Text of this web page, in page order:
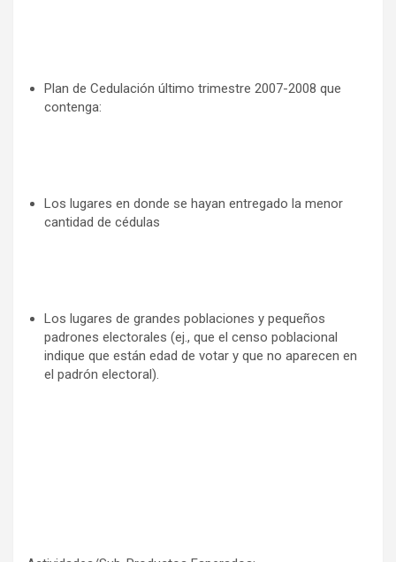
Plan de Cedulación último trimestre 2007-2008 que
contenga:
Los lugares en donde se hayan entregado la menor
cantidad de cédulas
Los lugares de grandes poblaciones y pequeños
padrones electorales (ej., que el censo poblacional
indique que están edad de votar y que no aparecen en
el padrón electoral).